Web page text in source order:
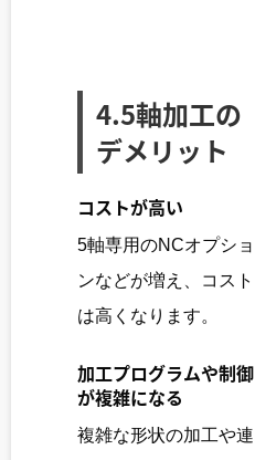
4.5軸加工の
デメリット
コストが高い
5軸専用のNCオプショ
ンなどが増え、コスト
は高くなります。
加工プログラムや制御
が複雑になる
複雑な形状の加工や連